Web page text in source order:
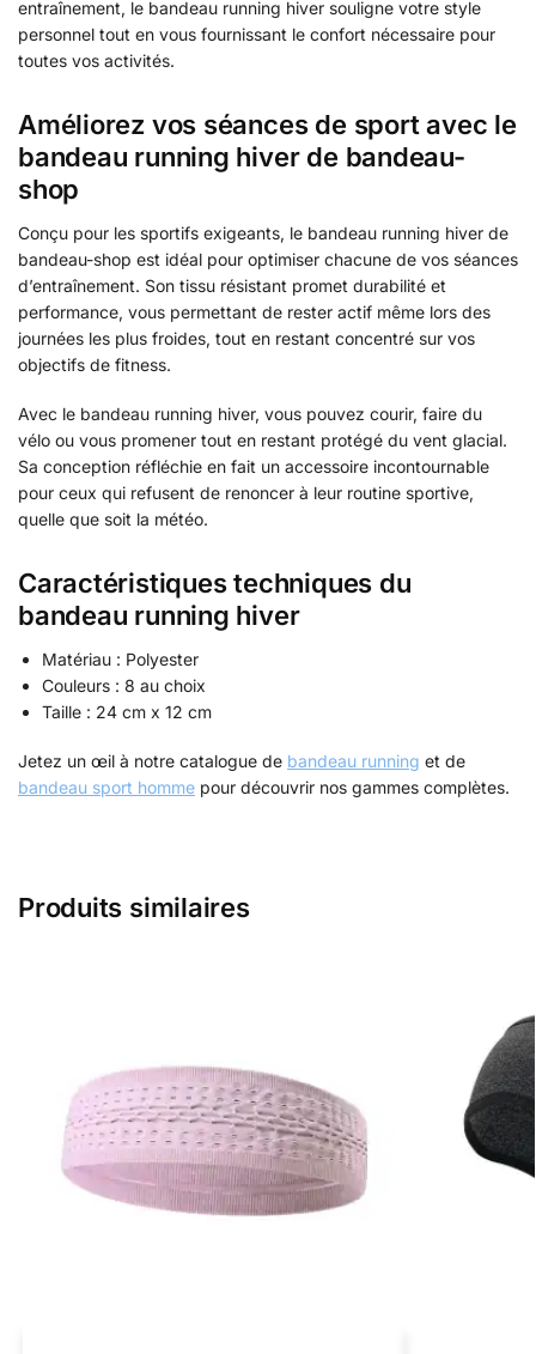
entraînement, le bandeau running hiver souligne votre style
personnel tout en vous fournissant le confort nécessaire pour
toutes vos activités.
Améliorez vos séances de sport avec le
bandeau running hiver de bandeau-
shop
Conçu pour les sportifs exigeants, le bandeau running hiver de
bandeau-shop est idéal pour optimiser chacune de vos séances
d’entraînement. Son tissu résistant promet durabilité et
performance, vous permettant de rester actif même lors des
journées les plus froides, tout en restant concentré sur vos
objectifs de fitness.
Avec le bandeau running hiver, vous pouvez courir, faire du
vélo ou vous promener tout en restant protégé du vent glacial.
Sa conception réfléchie en fait un accessoire incontournable
pour ceux qui refusent de renoncer à leur routine sportive,
quelle que soit la météo.
Caractéristiques techniques du
bandeau running hiver
Matériau : Polyester
Couleurs : 8 au choix
Taille : 24 cm x 12 cm
Jetez un œil à notre catalogue de bandeau running et de
bandeau sport homme pour découvrir nos gammes complètes.
Produits similaires